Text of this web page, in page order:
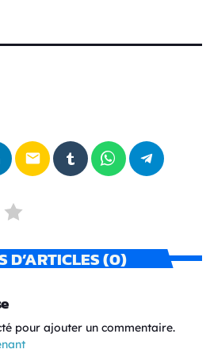
email
D’ARTICLES (0)
pour ajouter un commentaire.